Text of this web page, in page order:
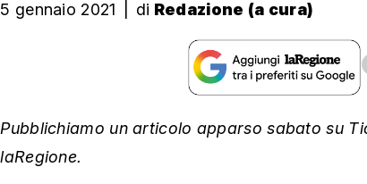
5 gennaio 2021 | di Redazione (a cura)
Pubblichiamo un articolo apparso sabato su
laRegione.